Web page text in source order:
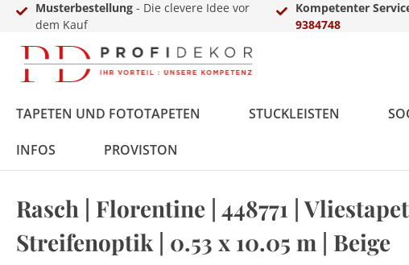
Musterbestellung - Die clevere Idee vor
dem Kauf
Kompetenter
9384748
TAPETEN UND FOTOTAPETEN STUCKLEISTEN
INFOS PROVISTON
Fototapeten
Styropor
MDF
Vinyl
Übergangs- &
Ausgleichsprofile
Einschub-, Einfass- &
Abschlussprofile
LED-Sets
Innenfarbe
Zierkies
Zubehör Gewerbekundenanfrage
Rasch | Florentine | 448771 |
Streifenoptik | 0.53 x 10.05 m | Beige